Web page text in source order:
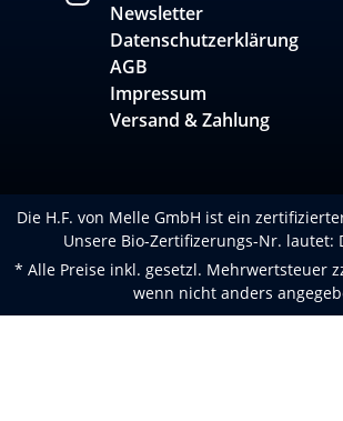
Newsletter
Datenschutzerklärung
AGB
Impressum
Versand & Zahlung
Die H.F. von Melle GmbH ist ein
Unsere Bio-Zertifizerungs-Nr. lautet:
* Alle Preise inkl. gesetzl. Mehrwertsteuer
wenn nicht anders